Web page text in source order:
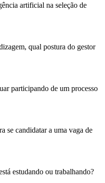
artificial na seleção de
qual postura do gestor
participando de um processo
se candidatar a uma vaga de
estudando ou trabalhando?